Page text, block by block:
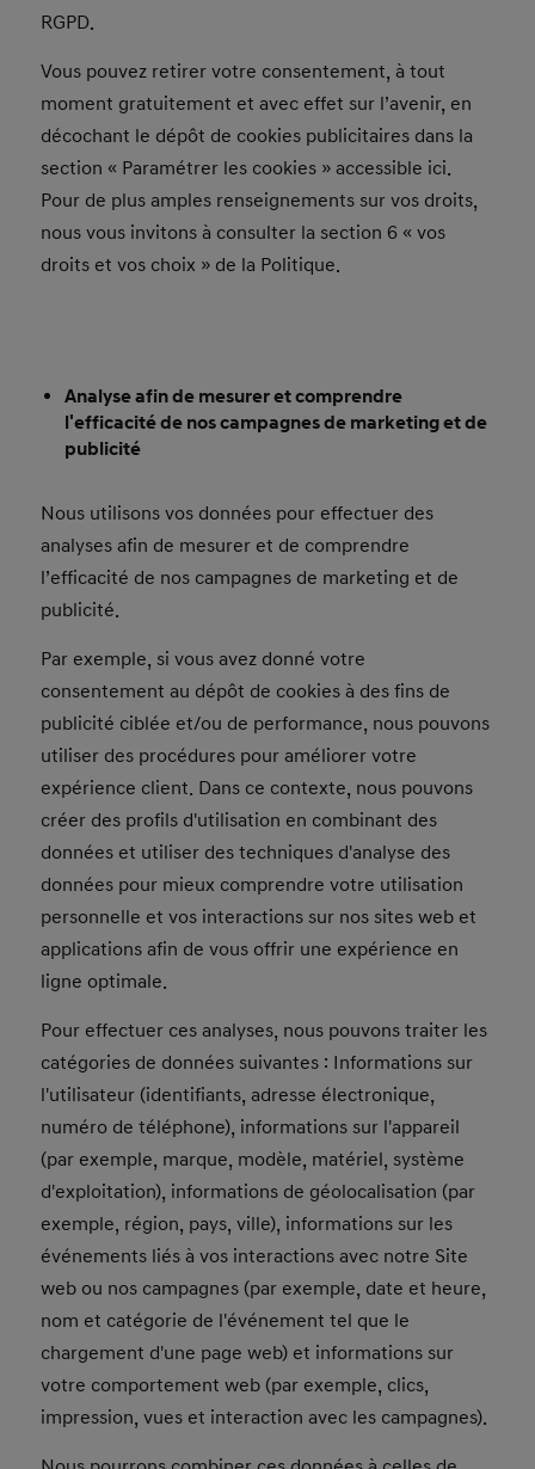
RGPD.
Vous pouvez retirer votre consentement, à tout
moment gratuitement et avec effet sur l’avenir, en
décochant le dépôt de cookies publicitaires dans la
section « Paramétrer les cookies » accessible ici.
Pour de plus amples renseignements sur vos droits,
nous vous invitons à consulter la section 6 « vos
droits et vos choix » de la Politique.
Analyse afin de mesurer et comprendre
l'efficacité de nos campagnes de marketing et de
publicité
Nous utilisons vos données pour effectuer des
analyses afin de mesurer et de comprendre
l’efficacité de nos campagnes de marketing et de
publicité.
Par exemple, si vous avez donné votre
consentement au dépôt de cookies à des fins de
publicité ciblée et/ou de performance, nous pouvons
utiliser des procédures pour améliorer votre
expérience client. Dans ce contexte, nous pouvons
créer des profils d'utilisation en combinant des
données et utiliser des techniques d'analyse des
données pour mieux comprendre votre utilisation
personnelle et vos interactions sur nos sites web et
applications afin de vous offrir une expérience en
ligne optimale.
Pour effectuer ces analyses, nous pouvons traiter les
catégories de données suivantes : Informations sur
l'utilisateur (identifiants, adresse électronique,
numéro de téléphone), informations sur l'appareil
(par exemple, marque, modèle, matériel, système
d'exploitation), informations de géolocalisation (par
exemple, région, pays, ville), informations sur les
événements liés à vos interactions avec notre Site
web ou nos campagnes (par exemple, date et heure,
nom et catégorie de l'événement tel que le
chargement d'une page web) et informations sur
votre comportement web (par exemple, clics,
impression, vues et interaction avec les campagnes).